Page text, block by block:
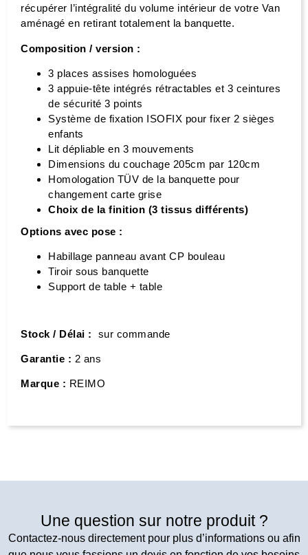
récupérer l’intégralité du volume intérieur de votre Van
aménagé en retirant totalement la banquette.
Composition / version :
3 places assises homologuées
3 appuie-tête intégrés rétractables et 3 ceintures
de sécurité 3 points
Système de fixation ISOFIX pour fixer 2 sièges
enfants
Lit dépliable en 3 mouvements
Dimensions du couchage 205cm par 120cm
Homologation TÜV de la banquette pour
changement carte grise
Choix de la finition (3 tissus différents)
Options avec pose :
Habillage panneau avant CP bouleau
Tiroir sous banquette
Support de table + table
Stock / Délai : sur commande
Garantie : 2 ans
Marque : REIMO
Une question sur notre produit ?
Contactez-nous directement pour plus d’informations ou afin